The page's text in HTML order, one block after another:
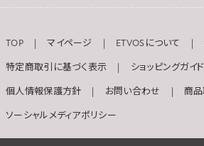
TOP マイページ ETVOSについて
特定商取引に基づく表示 ショッピングガイド
個人情報保護方針 お問い合わせ 商
ソーシャルメディアポリシー